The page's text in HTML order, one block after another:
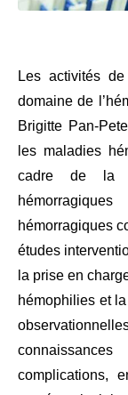
Les activités
domaine de
Brigitte Pan-
les maladies
cadre de la
hémorragiques
études
la prise en
hémophilies et
complications,